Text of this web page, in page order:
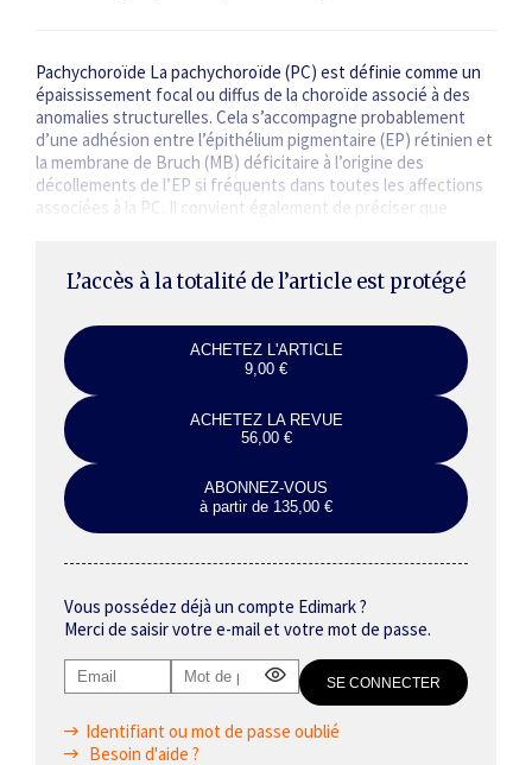
Pachychoroïde La pachychoroïde (PC) est définie comme un
épaississement focal ou diffus de la choroïde associé à des
anomalies structurelles. Cela s’accompagne probablement
d’une adhésion entre l’épithélium pigmentaire (EP) rétinien et
la membrane de Bruch (MB) déficitaire à l’origine des
décollements de l’EP si fréquents dans toutes les affections
associées à la PC. Il convient également de préciser que
L’accès à la totalité de l’article est protégé
ACHETEZ L'ARTICLE
9,00 €
ACHETEZ LA REVUE
56,00 €
ABONNEZ-VOUS
à partir de 135,00 €
Vous possédez déjà un compte Edimark ?
Merci de saisir votre e-mail et votre mot de passe.
Identifiant ou mot de passe oublié
Besoin d'aide ?